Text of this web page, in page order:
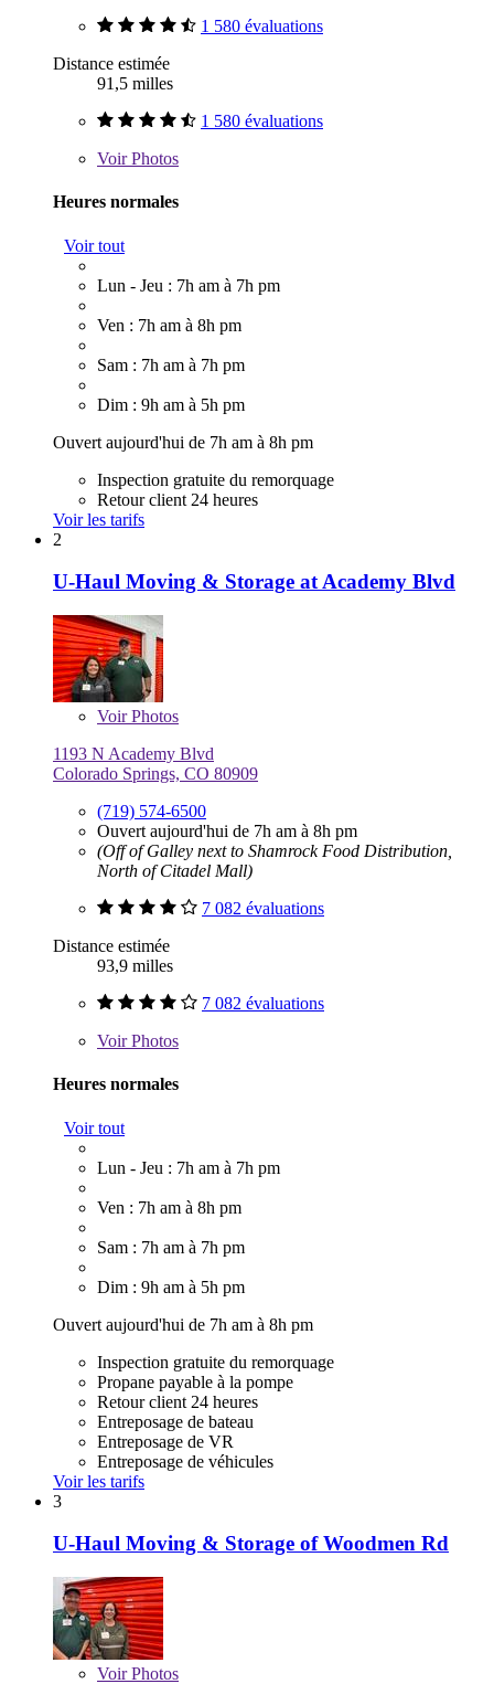
1 580 évaluations
Distance estimée
91,5 milles
1 580 évaluations
VoirPhotos
Heures normales
Voir tout
Lun - Jeu : 7h am à 7h pm
Ven : 7h am à 8h pm
Sam : 7h am à 7h pm
Dim : 9h am à 5h pm
Ouvert aujourd'hui de 7h am à 8h pm
Inspection gratuite du remorquage
Retour client 24 heures
Voir les tarifs
2
U-Haul Moving & Storage at Academy Blvd
VoirPhotos
1193 N Academy Blvd
Colorado Springs, CO 80909
(719) 574-6500
Ouvert aujourd'hui de 7h am à 8h pm
(Off of Galley next to Shamrock Food Distribution,
North of Citadel Mall)
7 082 évaluations
Distance estimée
93,9 milles
7 082 évaluations
VoirPhotos
Heures normales
Voir tout
Lun - Jeu : 7h am à 7h pm
Ven : 7h am à 8h pm
Sam : 7h am à 7h pm
Dim : 9h am à 5h pm
Ouvert aujourd'hui de 7h am à 8h pm
Inspection gratuite du remorquage
Propane payable à la pompe
Retour client 24 heures
Entreposage de bateau
Entreposage de VR
Entreposage de véhicules
Voir les tarifs
3
U-Haul Moving & Storage of Woodmen Rd
VoirPhotos